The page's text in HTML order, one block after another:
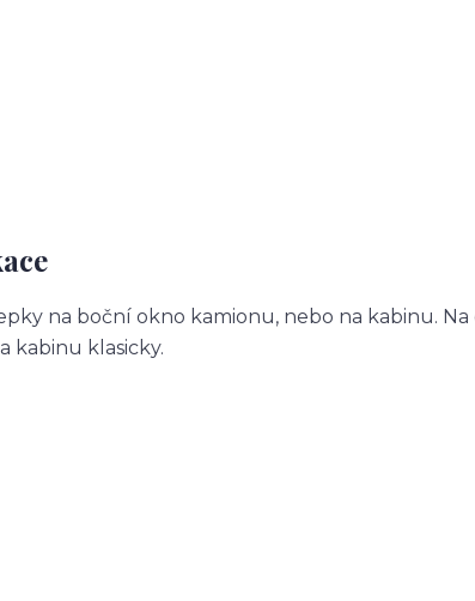
na boční okno kamionu, nebo na kabinu.
kabinu klasicky.